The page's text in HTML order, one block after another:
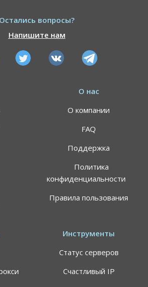
Остались вопросы?
Напишите нам
О нас
О компании
FAQ
Поддержка
Политика
конфиденциальности
Правила пользования
Инструменты
Статус серверов
Счастливый IP